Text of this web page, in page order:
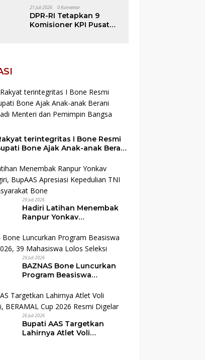
21 Juli 2026 0 Komentar
DPR-RI Tetapkan 9
Komisioner KPI Pusat
terintegritas I Bone Resmi
Bone Ajak Anak-anak Berani
29 Juli 2026
Hadiri Latihan Menembak
Ranpur Yonkav
Apresiasi Kepedulian TNI
kepada Masyarakat Bone
29 Juli 2026
BAZNAS Bone Luncurkan
Program Beasiswa
Mahasiswa Lolos Seleksi
26 Juli 2026
Bupati AAS Targetkan
Lahirnya Atlet Voli